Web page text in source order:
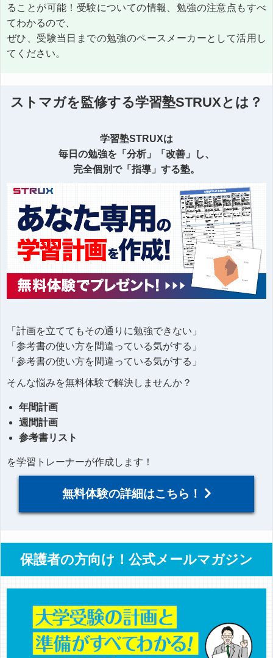
ることが可能！受験についての情報、勉強の注意点もすべ
てわかるので、
ぜひ、受験当日までの勉強のペースメーカーとして活用し
てください。
ストマガを監修する学習塾STRUXとは？
学習塾STRUXは
毎日の勉強を「分析」「改善」し、
完全個別で「指導」する塾。
「計画を立ててもその通りに勉強できない」
「参考書の使い方を間違っている気がする」
「参考書の使い方を間違っている気がする」
そんな悩みを無料体験で解決しませんか？
年間計画
週間計画
参考書リスト
を学習トレーナーが作成します！
無料体験の詳細はこちら！
保護者の方向け！公式メールマガジン